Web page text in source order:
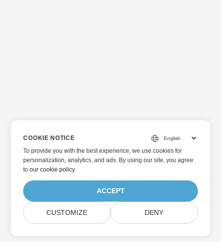
COOKIE NOTICE
To provide you with the best experience, we use cookies for
personalization, analytics, and ads. By using our site, you agree
toour cookie policy.
ACCEPT
CUSTOMIZE DENY